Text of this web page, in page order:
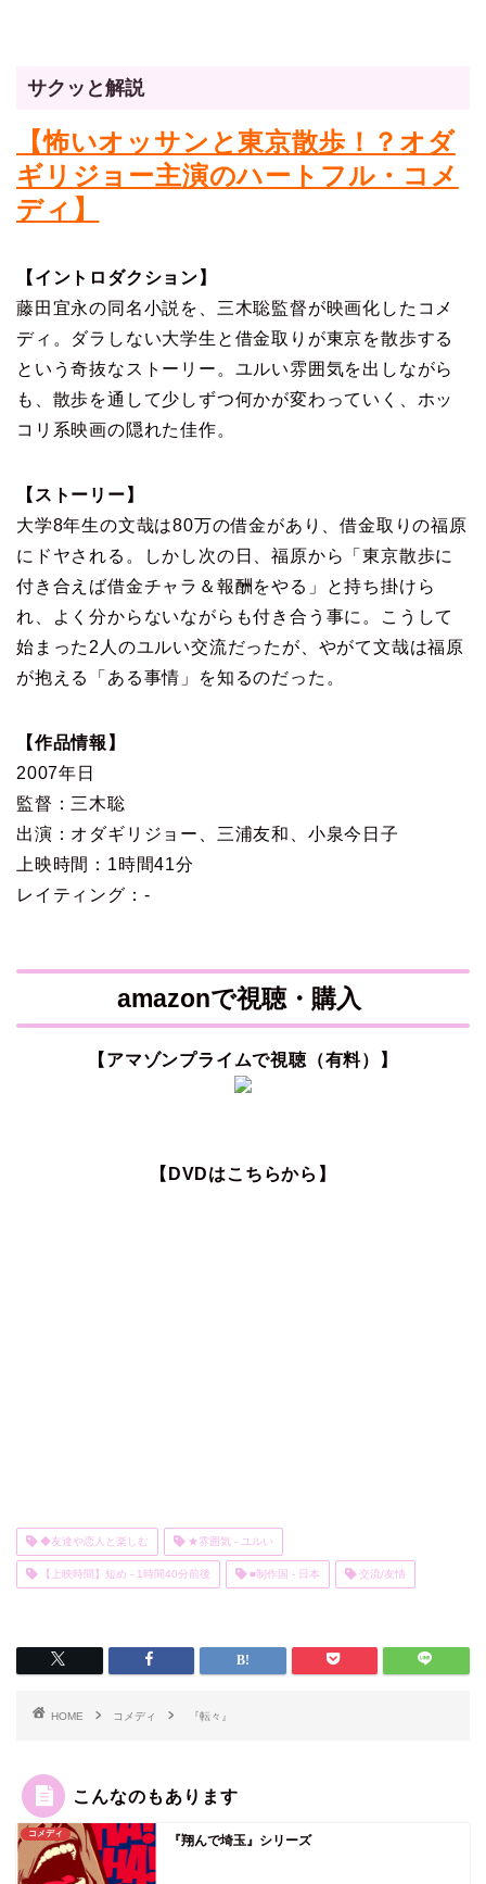
サクッと解説
【怖いオッサンと東京散歩！？オダ
ギリジョー主演のハートフル・コメ
ディ】
【イントロダクション】
藤田宜永の同名小説を、三木聡監督が映画化したコメ
ディ。ダラしない大学生と借金取りが東京を散歩する
という奇抜なストーリー。ユルい雰囲気を出しながら
も、散歩を通して少しずつ何かが変わっていく、ホッ
コリ系映画の隠れた佳作。
【ストーリー】
大学8年生の文哉は80万の借金があり、借金取りの福原
にドヤされる。しかし次の日、福原から「東京散歩に
付き合えば借金チャラ＆報酬をやる」と持ち掛けら
れ、よく分からないながらも付き合う事に。こうして
始まった2人のユルい交流だったが、やがて文哉は福原
が抱える「ある事情」を知るのだった。
【作品情報】
2007年日
監督：三木聡
出演：オダギリジョー、三浦友和、小泉今日子
上映時間：1時間41分
レイティング：-
amazonで視聴・購入
【アマゾンプライムで視聴（有料）】
【DVDはこちらから】
◆友達や恋人と楽しむ ★雰囲気 - ユルい
【上映時間】短め - 1時間40分前後 ■制作国 - 日本 交流/友情
HOME コメディ 『転々』
こんなのもあります
コメディ 『翔んで埼玉』シリーズ